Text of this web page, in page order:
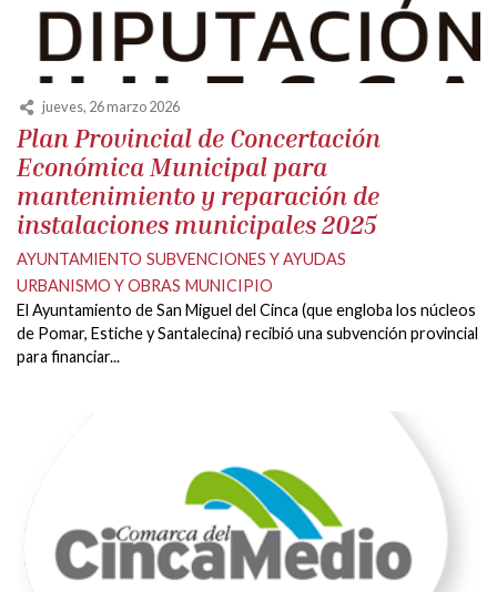
jueves, 26 marzo 2026
Plan Provincial de Concertación
Económica Municipal para
mantenimiento y reparación de
instalaciones municipales 2025
AYUNTAMIENTO SUBVENCIONES Y AYUDAS
URBANISMO Y OBRAS MUNICIPIO
El Ayuntamiento de San Miguel del Cinca (que engloba los núcleos
de Pomar, Estiche y Santalecina) recibió una subvención provincial
para financiar...